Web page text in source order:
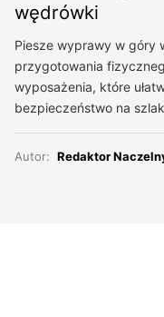
wędrówki
Piesze wyprawy w góry
przygotowania
wyposażenia, które
bezpieczeństwo na
Autor: Redaktor